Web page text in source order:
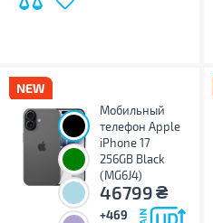
Мобильный
телефон Apple
iPhone 17
256GB Black
(MG6J4)
46799₴
+469